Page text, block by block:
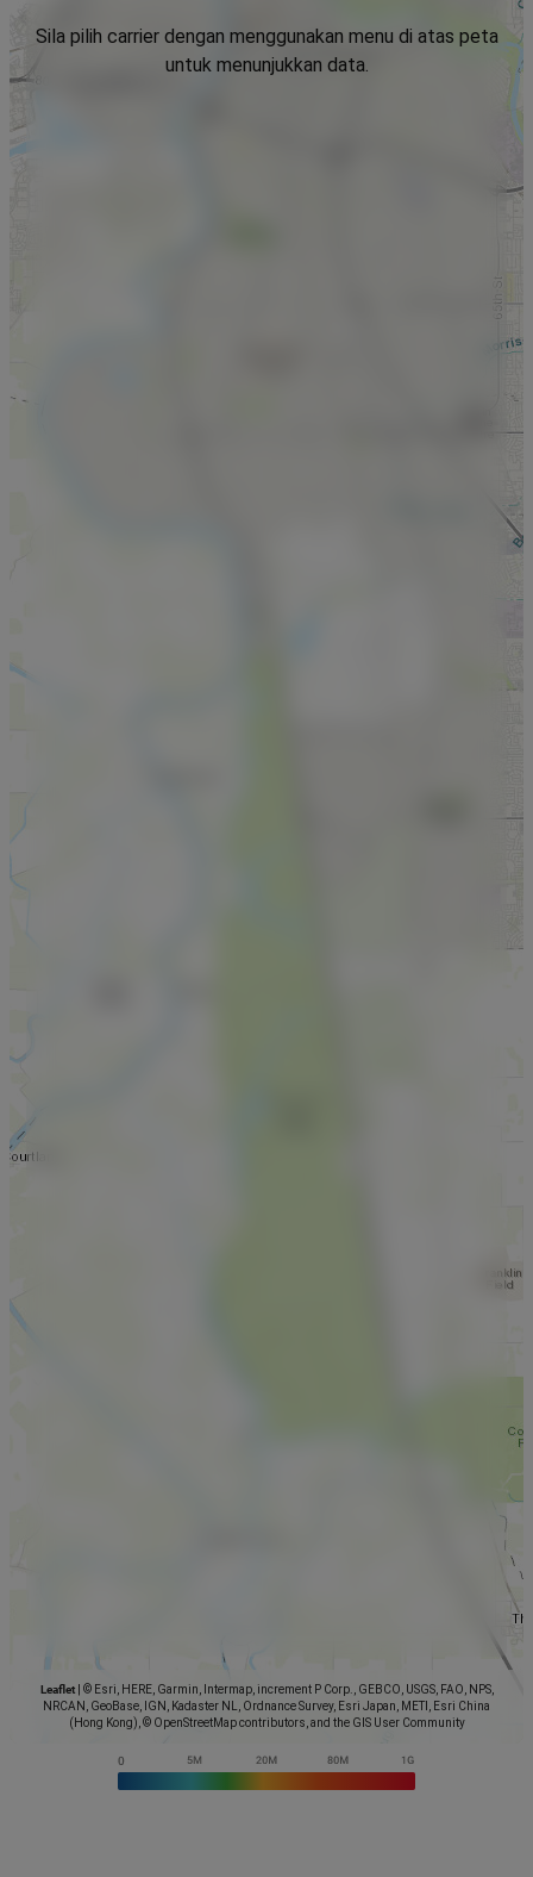
Leaflet
© Esri, HERE, Garmin, Intermap, increment P Corp., GEBCO, USGS, FAO, NPS,
NRCAN, GeoBase, IGN, Kadaster NL, Ordnance Survey, Esri Japan, METI, Esri China
(Hong Kong), © OpenStreetMap contributors, and the GIS User Community
Sila pilih carrier dengan menggunakan menu di atas peta
untuk menunjukkan data.